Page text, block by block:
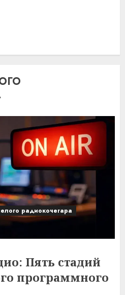
радиокочегара
Пять стадий
программного